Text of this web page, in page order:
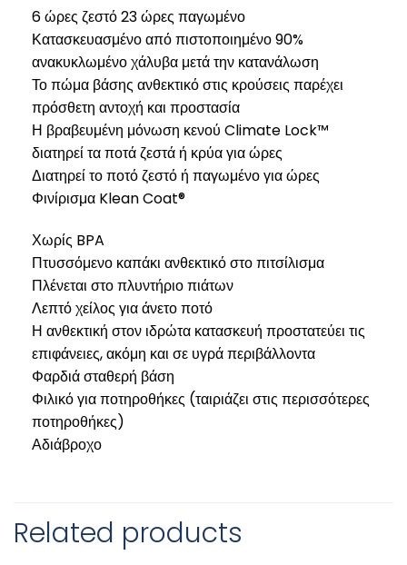
6 ώρες ζεστό 23 ώρες παγωμένο
Κατασκευασμένο από πιστοποιημένο 90%
ανακυκλωμένο χάλυβα μετά την κατανάλωση
Το πώμα βάσης ανθεκτικό στις κρούσεις παρέχει
πρόσθετη αντοχή και προστασία
Η βραβευμένη μόνωση κενού Climate Lock™
διατηρεί τα ποτά ζεστά ή κρύα για ώρες
Διατηρεί το ποτό ζεστό ή παγωμένο για ώρες
Φινίρισμα Klean Coat®
Χωρίς BPA
Πτυσσόμενο καπάκι ανθεκτικό στο πιτσίλισμα
Πλένεται στο πλυντήριο πιάτων
Λεπτό χείλος για άνετο ποτό
Η ανθεκτική στον ιδρώτα κατασκευή προστατεύει τις
επιφάνειες, ακόμη και σε υγρά περιβάλλοντα
Φαρδιά σταθερή βάση
Φιλικό για ποτηροθήκες (ταιριάζει στις περισσότερες
ποτηροθήκες)
Αδιάβροχο
Related products